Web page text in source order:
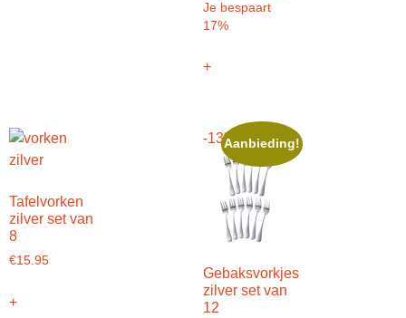
Je bespaart
17%
+
Tafelvorken
zilver set van
8
€15.95
+
-13%Aanbieding!
Gebaksvorkjes
zilver set van
12